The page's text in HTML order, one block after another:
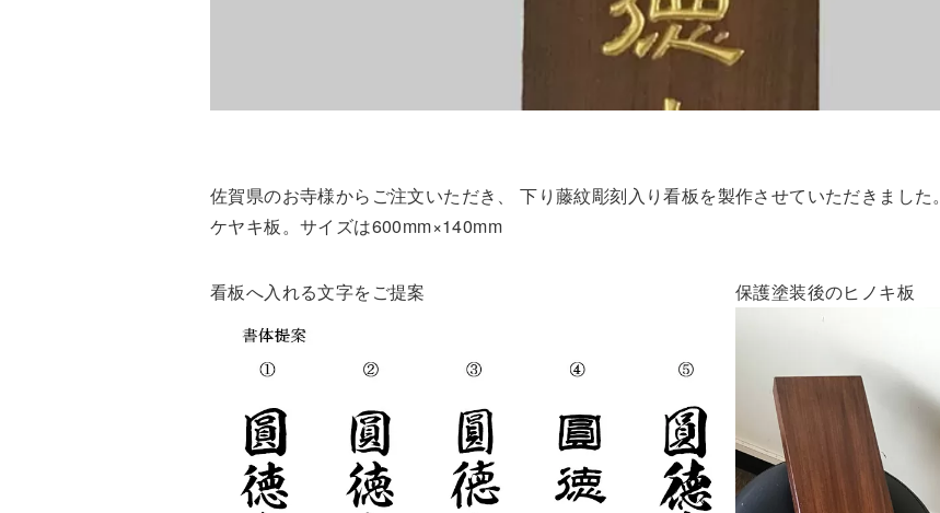
佐賀県のお寺様からご注文いただき、 下り藤紋彫刻入り看板を製作させていただきました。
ケヤキ板。サイズは600mm×140mm
看板へ入れる文字をご提案 保護塗装後のヒノキ板